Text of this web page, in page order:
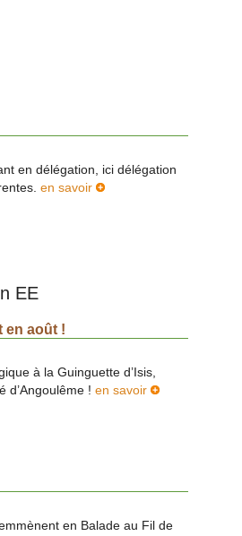
en délégation, ici délégation
en savoir
EE
en août !
à la Guinguette d’Isis,
d’Angoulême ! en savoir
en Balade au Fil de